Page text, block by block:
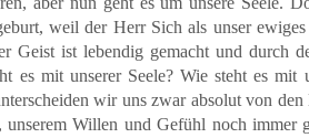
weil der Herr Sich als unser
Geist ist lebendig gemacht und durch
es mit unserer Seele? Wie steht es mit
wir uns zwar absolut von
unserem Willen und Gefühl noch immer